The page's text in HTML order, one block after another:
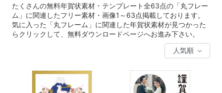
たくさんの無料年賀状素材・テンプレート全63点の「丸フレー
ム」に関連したフリー素材・画像1～63点掲載しております。
気に入った「丸フレーム」に関連した年賀状素材が見つかった
らクリックして、無料ダウンロードページへお進み下さい。